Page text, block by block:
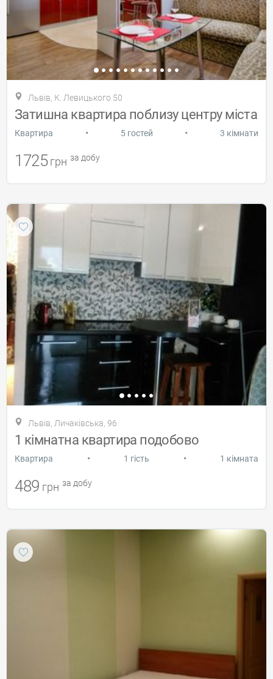
Львів, К. Левицького 50
Затишна квартира поблизу центру міста
Квартира • 5 гостей • 3 кімнати
1725 грн за добу
Львів, Личаківська, 96
1 кімнатна квартира подобово
Квартира • 1 гість • 1 кімната
489 грн за добу